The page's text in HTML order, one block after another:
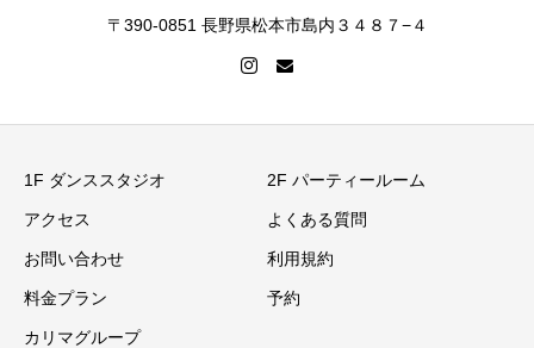
〒390-0851 長野県松本市島内３４８７−４
1F ダンススタジオ 2F パーティールーム
アクセス よくある質問
お問い合わせ 利用規約
料金プラン 予約
カリマグループ